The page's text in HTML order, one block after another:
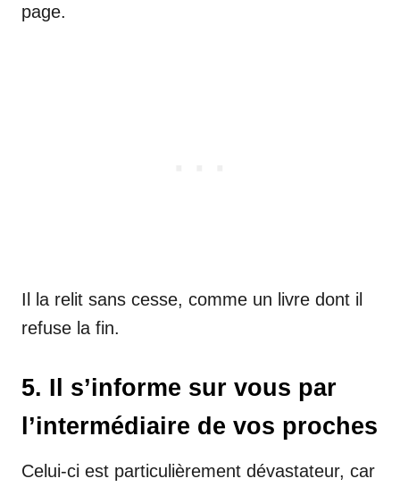
page.
Il la relit sans cesse, comme un livre dont il
refuse la fin.
5. Il s’informe sur vous par
l’intermédiaire de vos proches
Celui-ci est particulièrement dévastateur, car